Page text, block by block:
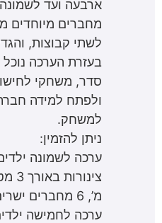
ארבעה ועד
מחברים מיוחדים
לשתי קבוצות,
בעזרת הערכה
סדר, משחקי
ולפתח למידה
למשחק.
ניתן להזמין:
מ’, 6 מחברים ישרים, 6 מחברי טי.